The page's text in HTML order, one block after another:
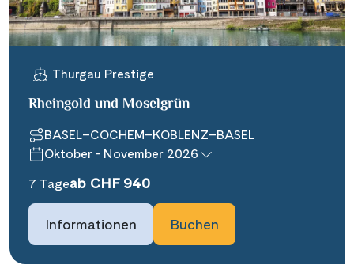
Thurgau Prestige
Rheingold und Moselgrün
BASEL–COCHEM–KOBLENZ–BASEL
Oktober - November 2026
7 Tageab CHF 940
Informationen Buchen